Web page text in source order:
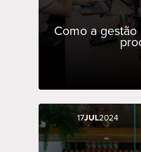
Como a
17JUL2024
17JUL2024